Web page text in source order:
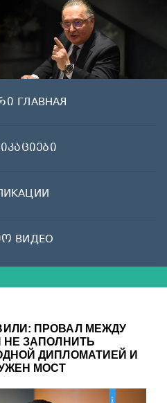
ГЛАВНАЯ
ВИДЕО
ПРОВАЛ МЕЖДУ
НЕ ЗАПОЛНИТЬ
ДИПЛОМАТИЕЙ И
МОСТ